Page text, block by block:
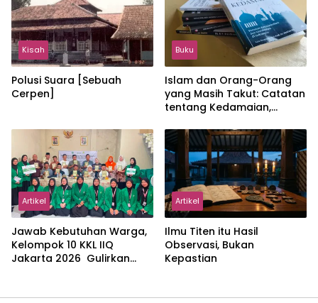
Kisah
Polusi Suara [Sebuah
Cerpen]
Buku
Islam dan Orang-Orang
yang Masih Takut: Catatan
tentang Kedamaian,
dalam Pemikiran Masykuri
Abdillah
Artikel
Jawab Kebutuhan Warga,
Kelompok 10 KKL IIQ
Jakarta 2026 Gulirkan
Artikel
Ilmu Titen itu Hasil
Observasi, Bukan
Kepastian